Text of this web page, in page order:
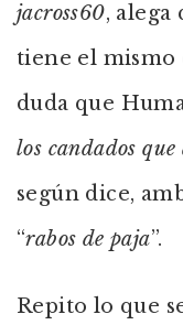
jacross60,
tiene el mismo
duda que
los candados
según dice,
“rabos de paja”.
Repito lo que